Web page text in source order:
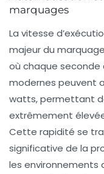
marquages
La vitesse
majeur du
où chaque seconde
modernes peuvent
watts, permettant
extrêmement
Cette rapidité se
significative de la
les environnements